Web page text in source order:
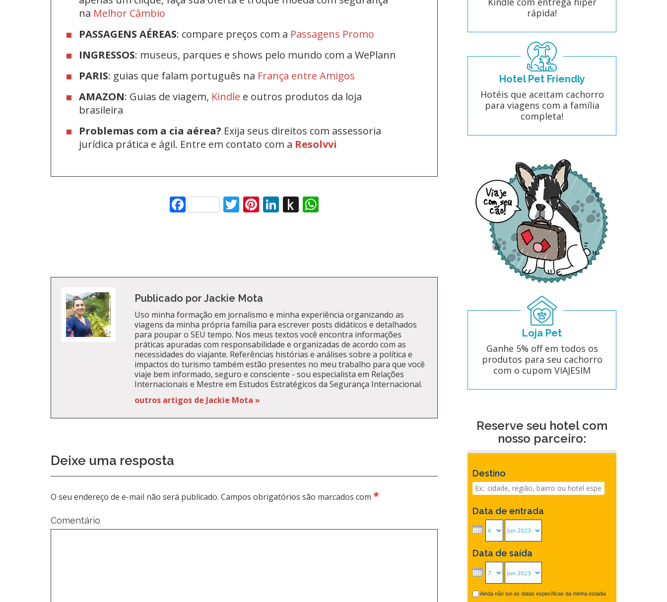
na Melhor Câmbio
PASSAGENS AÉREAS: compare preços com a Passagens Promo
INGRESSOS: museus, parques e shows pelo mundo com a WePlann
PARIS: guias que falam português na França entre Amigos
AMAZON: Guias de viagem, Kindle e outros produtos da loja
brasileira
Problemas com a cia aérea? Exija seus direitos com assessoria
jurídica prática e ágil. Entre em contato com a Resolvvi
FacebookTwitter
Pinterest
LinkedIn
Push
Publicado por Jackie Mota
Uso minha formação em jornalismo e minha experiência organizando as
viagens da minha própria família para escrever posts didáticos e detalhados
para poupar o SEU tempo. Nos meus textos você encontra informações
práticas apuradas com responsabilidade e organizadas de acordo com as
necessidades do viajante. Referências histórias e análises sobre a política e
impactos do turismo também estão presentes no meu trabalho para que você
viaje bem informado, seguro e consciente - sou especialista em Relações
Internacionais e Mestre em Estudos Estratégicos da Segurança Internacional.
outros artigos de Jackie Mota »
Deixe uma resposta
O seu endereço de e-mail não será publicado. Campos obrigatórios são marcados com *
Comentário
rápida!
Hotel Pet Friendly
Hotéis que aceitam cachorro
para viagens com a família
completa!
Loja Pet
Ganhe 5% off em todos os
produtos para seu cachorro
com o cupom VIAJESIM
Reserve seu hotel com
nosso parceiro:
Destino
Data de entrada
Data de saída
Ainda não sei as datas específicas da minha estadia